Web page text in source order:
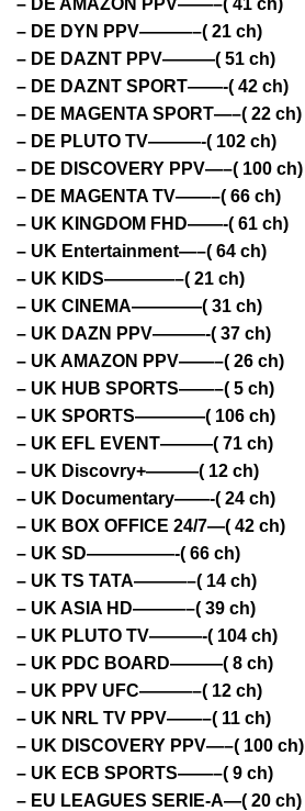
– DE AMAZON PPV——–( 41 ch)
– DE DYN PPV———–( 21 ch)
– DE DAZNT PPV———( 51 ch)
– DE DAZNT SPORT——-( 42 ch)
– DE MAGENTA SPORT—–( 22 ch)
– DE PLUTO TV———-( 102 ch)
– DE DISCOVERY PPV—–( 100 ch)
– DE MAGENTA TV——–( 66 ch)
– UK KINGDOM FHD——-( 61 ch)
– UK Entertainment—–( 64 ch)
– UK KIDS————–( 21 ch)
– UK CINEMA————( 31 ch)
– UK DAZN PPV———-( 37 ch)
– UK AMAZON PPV——–( 26 ch)
– UK HUB SPORTS——–( 5 ch)
– UK SPORTS————( 106 ch)
– UK EFL EVENT———( 71 ch)
– UK Discovry+———( 12 ch)
– UK Documentary——-( 24 ch)
– UK BOX OFFICE 24/7—( 42 ch)
– UK SD—————-( 66 ch)
– UK TS TATA———–( 14 ch)
– UK ASIA HD———–( 39 ch)
– UK PLUTO TV———-( 104 ch)
– UK PDC BOARD———( 8 ch)
– UK PPV UFC———–( 12 ch)
– UK NRL TV PPV——–( 11 ch)
– UK DISCOVERY PPV—–( 100 ch)
– UK ECB SPORTS——–( 9 ch)
– EU LEAGUES SERIE-A—( 20 ch)